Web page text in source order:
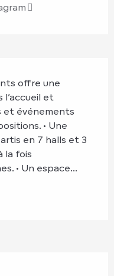
offre une
l’accueil et
et événements
• Une
en 7 halls et 3
la fois
• Un espace...